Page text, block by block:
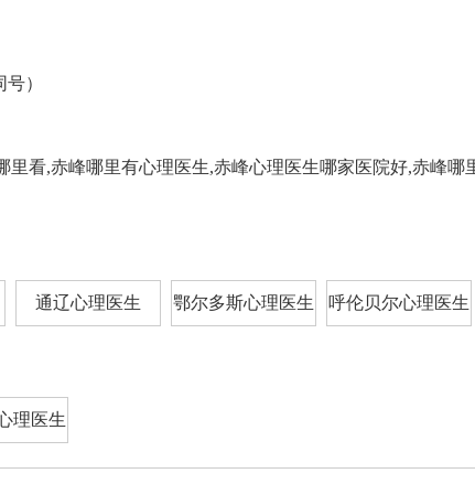
）
看,赤峰哪里有心理医生,赤峰心理医生哪家医院好,赤峰哪
通辽心理医生 鄂尔多斯心理医生 呼伦贝尔心理医生
理医生